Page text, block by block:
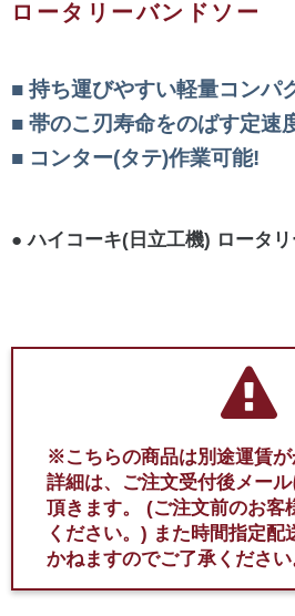
ロータリーバンドソー
持ち運びやすい軽量コンパ
帯のこ刃寿命をのばす定速
コンター(タテ)作業可能!
ハイコーキ(日立工機) ロータ
※こちらの商品は別途運賃が
詳細は、ご注文受付後メー
頂きます。
(ご注文前のお客
ください。) また時間指定配
かねますのでご了承ください